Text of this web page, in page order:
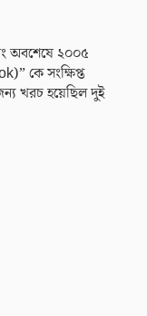
অবশেষে ২০০৫
কে সংক্ষিপ্ত
খরচ হয়েছিল দুই